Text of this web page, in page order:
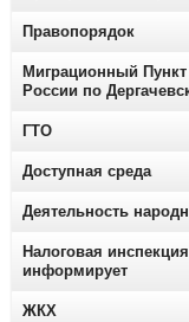
Правопорядок
Миграционный
России по
ГТО
Доступная среда
Деятельность
Налоговая инспекция
информирует
ЖКХ